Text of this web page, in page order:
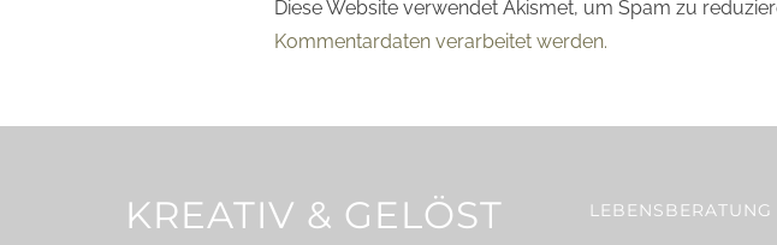
Diese Website verwendet Akismet, um Spam zu
Kommentardaten verarbeitet werden.
KREATIV & GELÖST LEBENSBERATUNG